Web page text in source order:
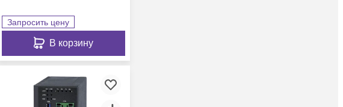
Запросить цену
В корзину